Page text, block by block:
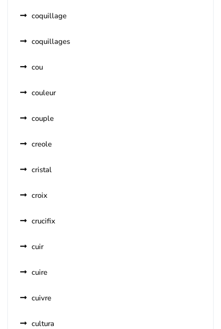
coquillage
coquillages
cou
couleur
couple
creole
cristal
croix
crucifix
cuir
cuire
cuivre
cultura